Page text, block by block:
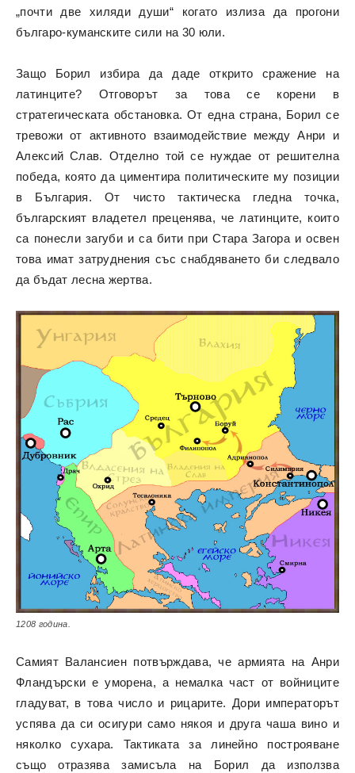
„почти две хиляди души“ когато излиза да прогони
българо-куманските сили на 30 юли.
Защо Борил избира да даде открито сражение на
латинците? Отговорът за това се корени в
стратегическата обстановка. От една страна, Борил се
тревожи от активното взаимодействие между Анри и
Алексий Слав. Отделно той се нуждае от решителна
победа, която да циментира политическите му позиции
в България. От чисто тактическа гледна точка,
българският владетел преценява, че латинците, които
са понесли загуби и са бити при Стара Загора и освен
това имат затруднения със снабдяването би следвало
да бъдат лесна жертва.
1208 година.
Самият Валансиен потвърждава, че армията на Анри
Фландърски е уморена, а немалка част от войниците
гладуват, в това число и рицарите. Дори императорът
успява да си осигури само някоя и друга чаша вино и
няколко сухара. Тактиката за линейно построяване
също отразява замисъла на Борил да използва